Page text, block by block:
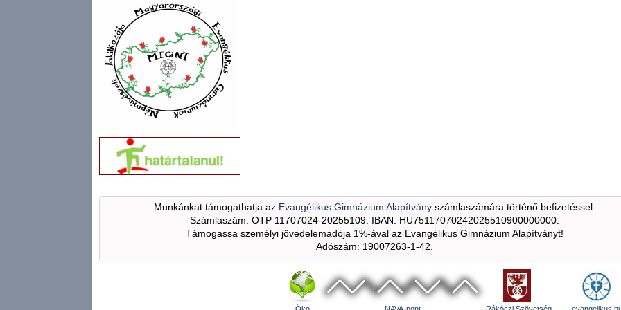
Munkánkat támogathatja az Evangélikus Gimnázium Alapítványszámlaszámára történő befizetéssel.
Számlaszám: OTP 11707024-20255109. IBAN: HU75117070242025510900000000.
Támogassa személyi jövedelemadója 1%-ával az Evangélikus Gimnázium Alapítványt!
Adószám: 19007263-1-42.